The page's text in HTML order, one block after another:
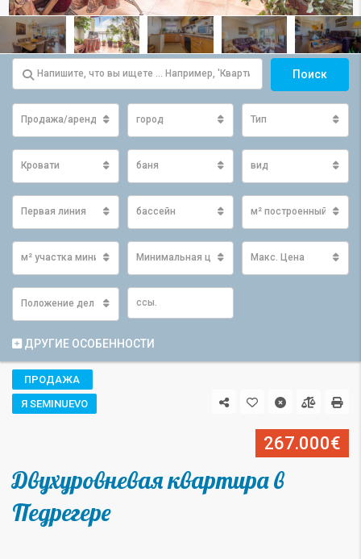
Поиск
Продажа/аренда город Тип
Кровати баня вид
Первая линия бассейн м² построенный
м² участка минимум Минимальная цена Макс. Цена
Положение дел
ДРУГИЕ ОСОБЕННОСТИ
ПРОДАЖА
Я SEMINUEVO
267.000€
Двухуровневая квартира в
Педрегере